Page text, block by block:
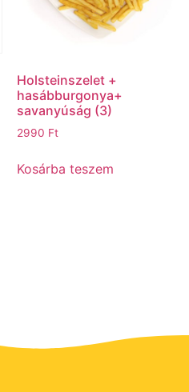
Holsteinszelet +
hasábburgonya+
savanyúság (3)
2990 Ft
Kosárba teszem